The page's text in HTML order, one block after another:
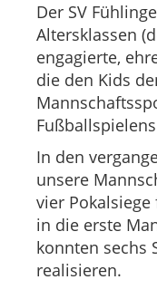
Der SV
Altersklassen
engagierte,
die den Kids
In den
unsere
vier
in die erste
konnten sechs
realisieren.